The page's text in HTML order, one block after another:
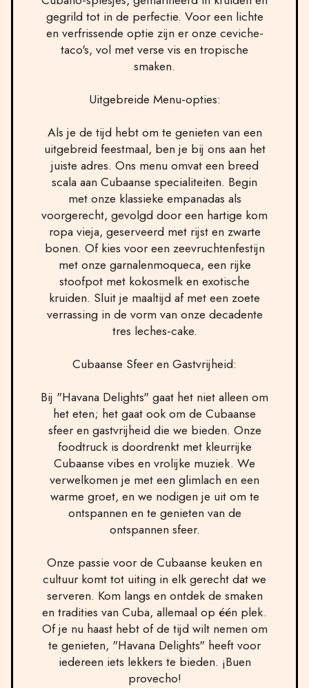
gegrild tot in de perfectie. Voor een lichte
en verfrissende optie zijn er onze ceviche-
taco's, vol met verse vis en tropische
smaken.
Uitgebreide Menu-opties:
Als je de tijd hebt om te genieten van een
uitgebreid feestmaal, ben je bij ons aan het
juiste adres. Ons menu omvat een breed
scala aan Cubaanse specialiteiten. Begin
met onze klassieke empanadas als
voorgerecht, gevolgd door een hartige kom
ropa vieja, geserveerd met rijst en zwarte
bonen. Of kies voor een zeevruchtenfestijn
met onze garnalenmoqueca, een rijke
stoofpot met kokosmelk en exotische
kruiden. Sluit je maaltijd af met een zoete
verrassing in de vorm van onze decadente
tres leches-cake.
Cubaanse Sfeer en Gastvrijheid:
Bij "Havana Delights" gaat het niet alleen om
het eten; het gaat ook om de Cubaanse
sfeer en gastvrijheid die we bieden. Onze
foodtruck is doordrenkt met kleurrijke
Cubaanse vibes en vrolijke muziek. We
verwelkomen je met een glimlach en een
warme groet, en we nodigen je uit om te
ontspannen en te genieten van de
ontspannen sfeer.
Onze passie voor de Cubaanse keuken en
cultuur komt tot uiting in elk gerecht dat we
serveren. Kom langs en ontdek de smaken
en tradities van Cuba, allemaal op één plek.
Of je nu haast hebt of de tijd wilt nemen om
te genieten, "Havana Delights" heeft voor
iedereen iets lekkers te bieden. ¡Buen
provecho!